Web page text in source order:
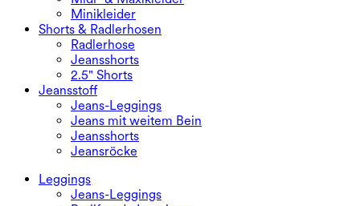
Minikleider
Shorts & Radlerhosen
Radlerhose
Jeansshorts
2.5" Shorts
Jeansstoff
Jeans-Leggings
Jeans mit weitem Bein
Jeansshorts
Jeansröcke
Leggings
Jeans-Leggings